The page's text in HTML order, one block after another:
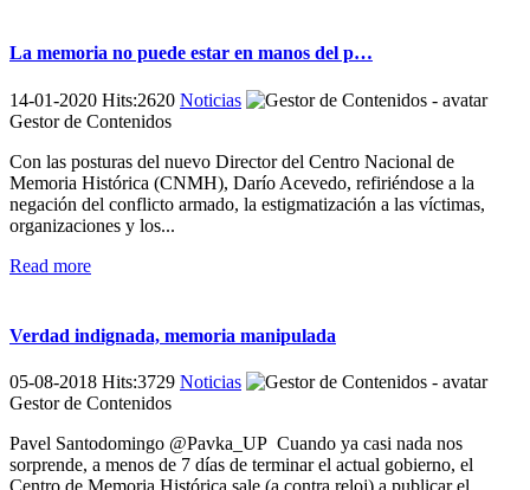
La memoria no puede estar en manos del p…
14-01-2020 Hits:2620 Noticias
Gestor de Contenidos
Con las posturas del nuevo Director del Centro Nacional de
Memoria Histórica (CNMH), Darío Acevedo, refiriéndose a la
negación del conflicto armado, la estigmatización a las víctimas,
organizaciones y los...
Read more
Verdad indignada, memoria manipulada
05-08-2018 Hits:3729 Noticias
Gestor de Contenidos
Pavel Santodomingo @Pavka_UP Cuando ya casi nada nos
sorprende, a menos de 7 días de terminar el actual gobierno, el